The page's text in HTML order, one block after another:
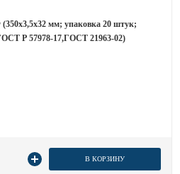
мм; упаковка 20 штук;
Р 57978-17,ГОСТ 21963-02)
В КОРЗИНУ